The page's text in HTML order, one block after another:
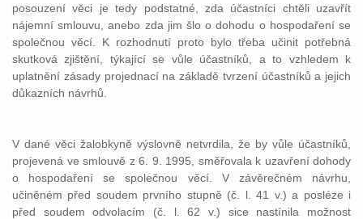
posouzení věci je tedy podstatné, zda účastníci chtěli uzavřít
nájemní smlouvu, anebo zda jim šlo o dohodu o hospodaření se
společnou věcí. K rozhodnutí proto bylo třeba učinit potřebná
skutková zjištění, týkající se vůle účastníků, a to vzhledem k
uplatnění zásady projednací na základě tvrzení účastníků a jejich
důkazních návrhů.
V dané věci žalobkyně výslovně netvrdila, že by vůle účastníků,
projevená ve smlouvě z 6. 9. 1995, směřovala k uzavření dohody
o hospodaření se společnou věcí. V závěrečném návrhu,
učiněném před soudem prvního stupně (č. l. 41 v.) a posléze i
před soudem odvolacím (č. l. 62 v.) sice nastínila možnost